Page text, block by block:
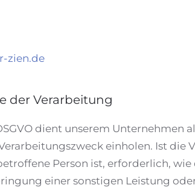
zien.de
der Verarbeitung
DSGVO dient unserem
einholen. Ist die
Person ist, erforderlich,
einer sonstigen Leistung